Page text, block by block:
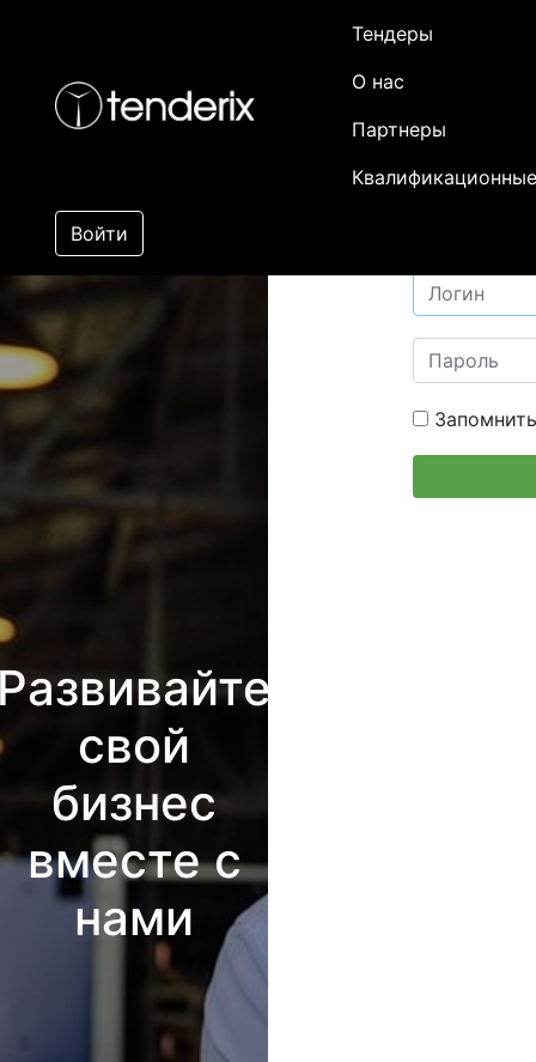
Тендеры
О нас
Партнеры
Войти
свой
бизнес
вместе с
нами